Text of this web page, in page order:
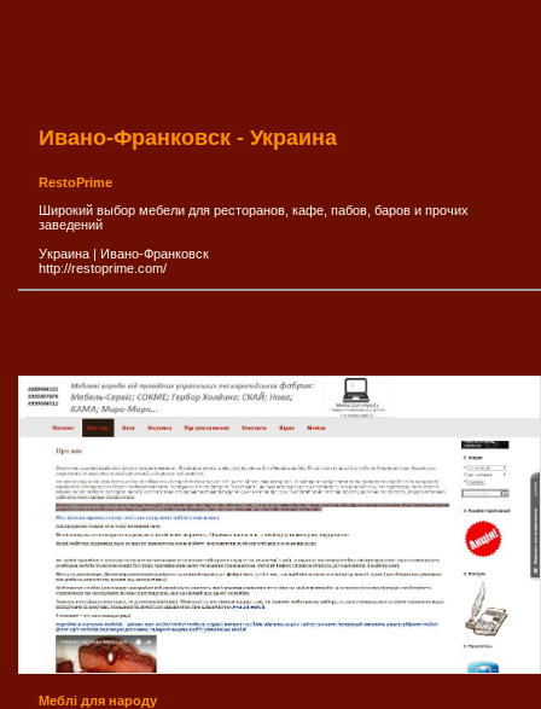
Ивано-Франковск - Украина
RestoPrime
Широкий выбор мебели для ресторанов, кафе, пабов, баров и прочих
заведений
Украина | Ивано-Франковск
http://restoprime.com/
Меблі для народу